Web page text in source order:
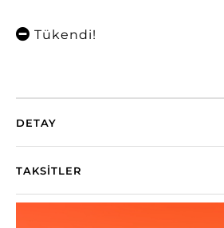
Tükendi!
DETAY
TAKSITLER